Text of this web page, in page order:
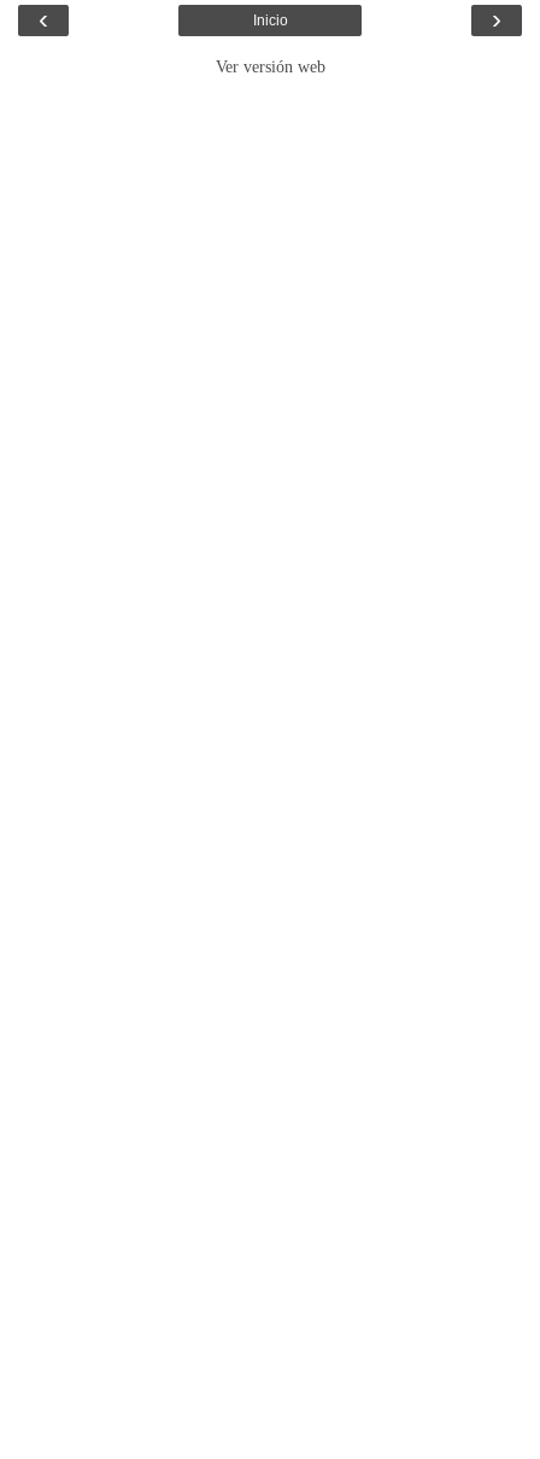
‹ ›
Inicio
Ver versión web